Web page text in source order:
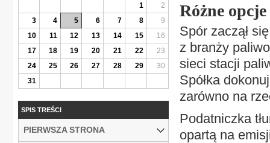
Różne opcje
Spór zaczął
z branży
sieci stacji
Spółka
zarówno na
Podatniczka
opartą na
1
2
3
4 5 6 7 8
9
10
11 12 13 14 15
16
17
18 19 20 21 22
23
24
25 26 27 28 29
30
31
SPIS TREŚCI
PIERWSZA STRONA